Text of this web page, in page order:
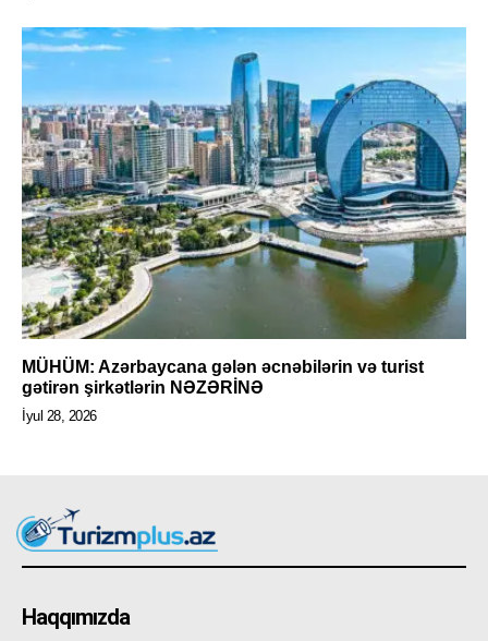
MÜHÜM: Azərbaycana gələn əcnəbilərin və turist
gətirən şirkətlərin NƏZƏRİNƏ
İyul 28, 2026
Haqqımızda